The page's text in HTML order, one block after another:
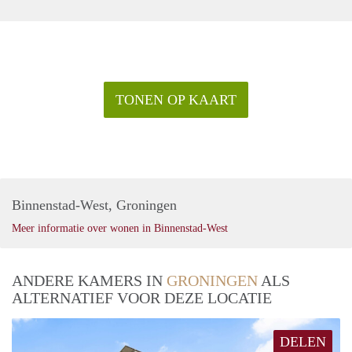
TONEN OP KAART
Binnenstad-West, Groningen
Meer informatie over wonen in Binnenstad-West
ANDERE KAMERS IN GRONINGEN ALS
ALTERNATIEF VOOR DEZE LOCATIE
DELEN